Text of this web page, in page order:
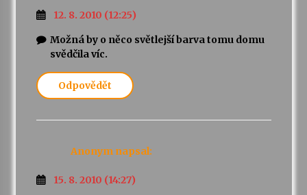
12. 8. 2010 (12:25)
Možná by o něco světlejší barva tomu domu
svědčila víc.
Odpovědět
Anonym napsal:
15. 8. 2010 (14:27)